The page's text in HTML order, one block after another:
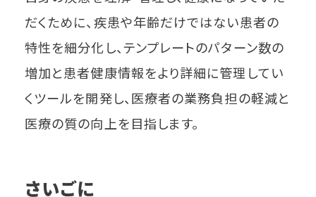
だくために、疾患や年齢だけではない患者の
特性を細分化し、テンプレートのパターン数の
増加と患者健康情報をより詳細に管理してい
くツールを開発し、医療者の業務負担の軽減と
医療の質の向上を目指します。
さいごに